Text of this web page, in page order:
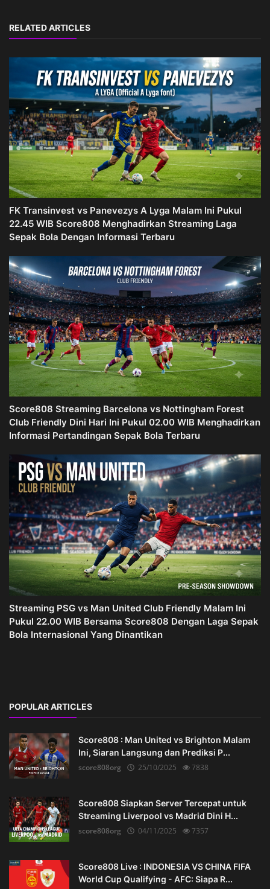
RELATED ARTICLES
FK Transinvest vs Panevezys A Lyga Malam Ini Pukul
22.45 WIB Score808 Menghadirkan Streaming Laga
Sepak Bola Dengan Informasi Terbaru
Score808 Streaming Barcelona vs Nottingham Forest
Club Friendly Dini Hari Ini Pukul 02.00 WIB Menghadirkan
Informasi Pertandingan Sepak Bola Terbaru
Streaming PSG vs Man United Club Friendly Malam Ini
Pukul 22.00 WIB Bersama Score808 Dengan Laga Sepak
Bola Internasional Yang Dinantikan
POPULAR ARTICLES
Score808 : Man United vs Brighton Malam
Ini, Siaran Langsung dan Prediksi P...
score808org
25/10/2025 7838
Score808 Siapkan Server Tercepat untuk
Streaming Liverpool vs Madrid Dini H...
score808org
04/11/2025 7357
Score808 Live : INDONESIA VS CHINA FIFA
World Cup Qualifying - AFC: Siapa R...